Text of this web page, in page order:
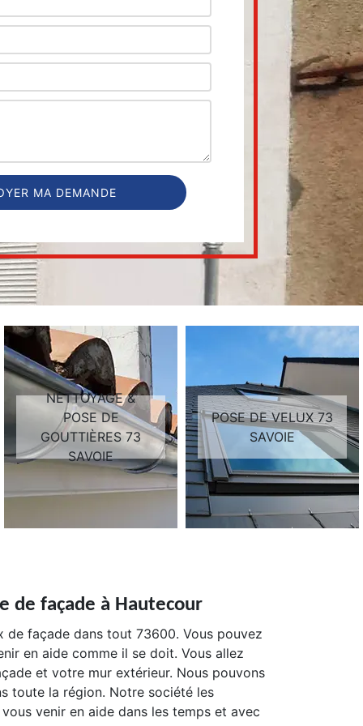
NETTOYAGE &
POSE DE
GOUTTIÈRES 73
SAVOIE
POSE DE VELUX 73
SAVOIE
de façade à Hautecour
de façade dans tout 73600. Vous pouvez
en aide comme il se doit. Vous allez
et votre mur extérieur. Nous pouvons
toute la région. Notre société les
venir en aide dans les temps et avec